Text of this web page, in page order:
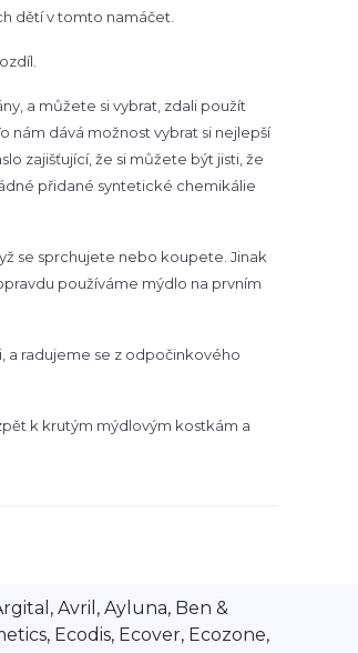
dětí v tomto namáčet.
a můžete si vybrat, zdali použít
nám dává možnost vybrat si nejlepší
zajišťující, že si můžete být jisti, že
přidané syntetické chemikálie
se sprchujete nebo koupete. Jinak
používáme mýdlo na prvním
a radujeme se z odpočinkového
k krutým mýdlovým kostkám a
Avril, Ayluna, Ben &
Ecodis, Ecover, Ecozone,